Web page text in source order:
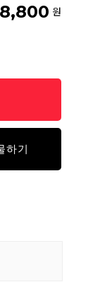
8,800 원
하기